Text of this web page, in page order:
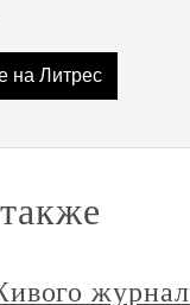
на Литрес